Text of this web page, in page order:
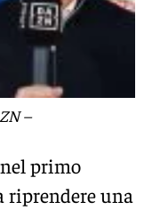
–
primo
riprendere una